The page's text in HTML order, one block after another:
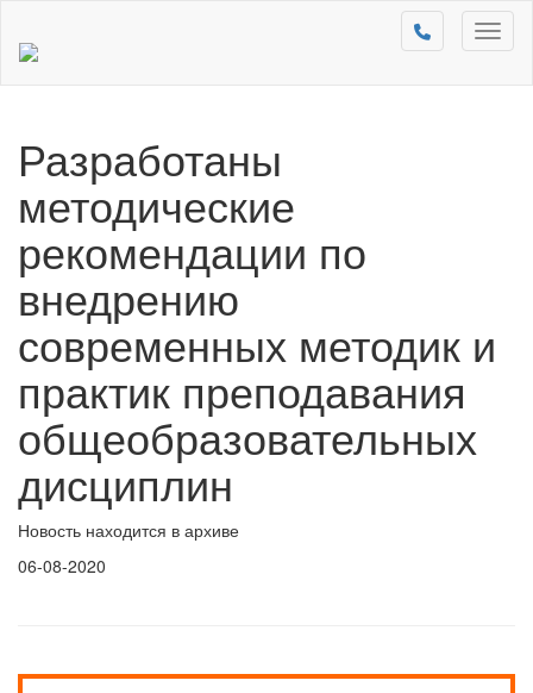
Разработаны
методические
рекомендации по
внедрению
современных методик и
практик преподавания
общеобразовательных
дисциплин
Новость находится в архиве
06-08-2020